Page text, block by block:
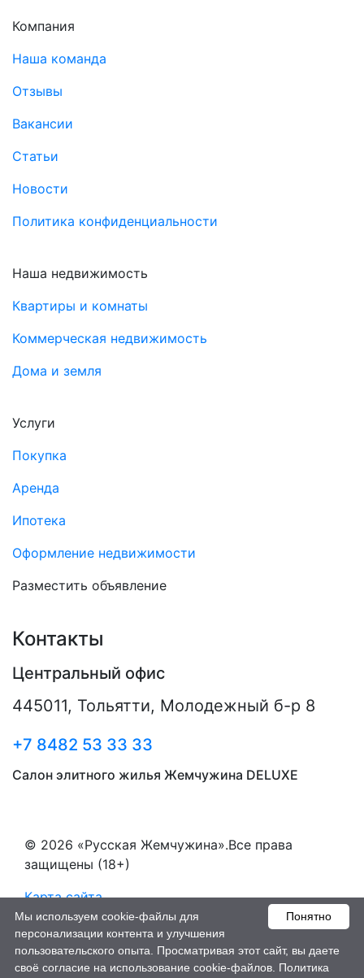
Компания
Наша команда
Отзывы
Вакансии
Статьи
Новости
Политика конфиденциальности
Наша недвижимость
Квартиры и комнаты
Коммерческая недвижимость
Дома и земля
Услуги
Покупка
Аренда
Ипотека
Оформление недвижимости
Разместить объявление
Контакты
Центральный офис
445011, Тольятти, Молодежный б-р 8
+7 8482 53 33 33
Салон элитного жилья Жемчужина DELUXE
© 2026 «Русская Жемчужина».Все права
защищены (18+)
Карта сайта
Пользовательское соглашение
Создание сайтов - РостСайт
Понятно
Мы используем cookie-файлы для
персонализации контента и улучшения
пользовательского опыта. Просматривая этот сайт, вы даете
своё согласие на использование cookie-файлов. Политика